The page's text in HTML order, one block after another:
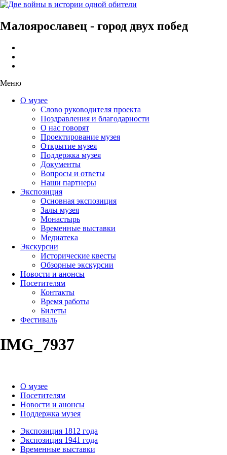
Малоярославец - город двух побед
Меню
О музее
Слово руководителя проекта
Поздравления и благодарности
О нас говорят
Проектирование музея
Открытие музея
Поддержка музея
Документы
Вопросы и ответы
Наши партнеры
Экспозиция
Основная экспозиция
Залы музея
Монастырь
Временные выставки
Медиатека
Экскурсии
Исторические квесты
Обзорные экскурсии
Новости и анонсы
Посетителям
Контакты
Время работы
Билеты
Фестиваль
IMG_7937
О музее
Посетителям
Новости и анонсы
Поддержка музея
Экспозиция 1812 года
Экспозиция 1941 года
Временные выставки